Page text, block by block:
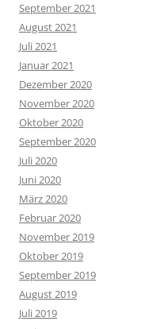
September 2021
August 2021
Juli 2021
Januar 2021
Dezember 2020
November 2020
Oktober 2020
September 2020
Juli 2020
Juni 2020
März 2020
Februar 2020
November 2019
Oktober 2019
September 2019
August 2019
Juli 2019